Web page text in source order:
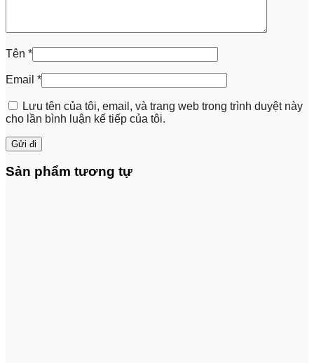
Tên *
Email *
Lưu tên của tôi, email, và trang web trong trình duyệt này
cho lần bình luận kế tiếp của tôi.
Sản phẩm tương tự